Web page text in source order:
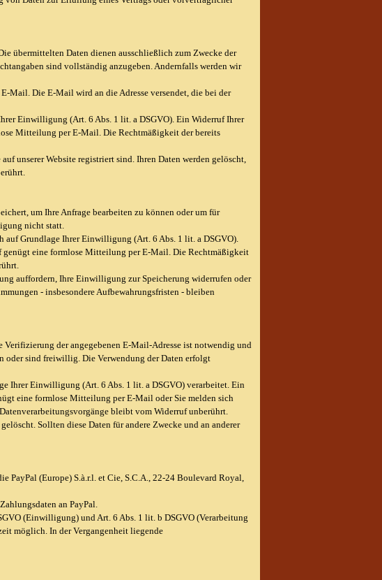
übermittelten Daten dienen ausschließlich zum Zwecke der
sind vollständig anzugeben. Andernfalls werden wir
Mail. Die E-Mail wird an die Adresse versendet, die bei der
Einwilligung (Art. 6 Abs. 1 lit. a DSGVO). Ein Widerruf Ihrer
Mitteilung per E-Mail. Die Rechtmäßigkeit der bereits
unserer Website registriert sind. Ihren Daten werden gelöscht,
um Ihre Anfrage bearbeiten zu können oder um für
nicht statt.
auf Grundlage Ihrer Einwilligung (Art. 6 Abs. 1 lit. a DSGVO).
eine formlose Mitteilung per E-Mail. Die Rechtmäßigkeit
auffordern, Ihre Einwilligung zur Speicherung widerrufen oder
- insbesondere Aufbewahrungsfristen - bleiben
Verifizierung der angegebenen E-Mail-Adresse ist notwendig und
oder sind freiwillig. Die Verwendung der Daten erfolgt
Ihrer Einwilligung (Art. 6 Abs. 1 lit. a DSGVO) verarbeitet. Ein
eine formlose Mitteilung per E-Mail oder Sie melden sich
bleibt vom Widerruf unberührt.
Sollten diese Daten für andere Zwecke und an anderer
PayPal (Europe) S.à.r.l. et Cie, S.C.A., 22-24 Boulevard Royal,
an PayPal.
(Einwilligung) und Art. 6 Abs. 1 lit. b DSGVO (Verarbeitung
möglich. In der Vergangenheit liegende